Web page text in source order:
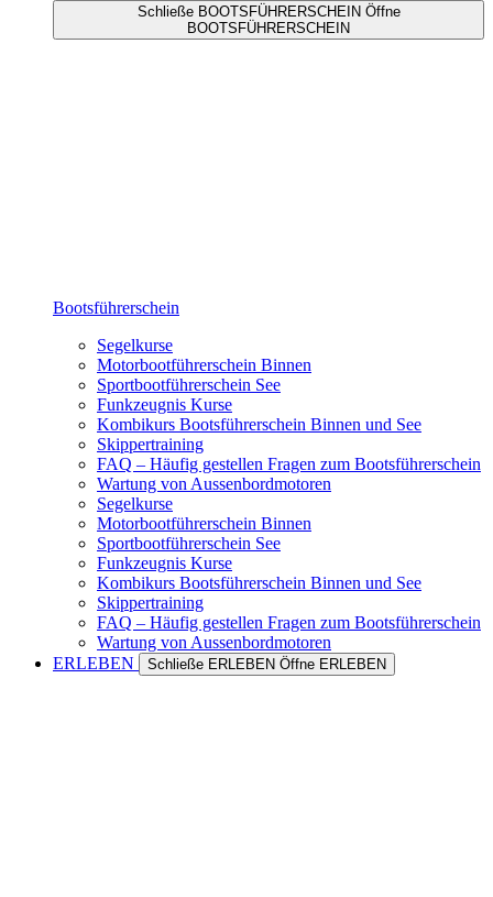
Schließe BOOTSFÜHRERSCHEIN Öffne
BOOTSFÜHRERSCHEIN
Bootsführerschein
Segelkurse
Motorbootführerschein Binnen
Sportbootführerschein See
Funkzeugnis Kurse
Kombikurs Bootsführerschein Binnen und See
Skippertraining
FAQ – Häufig gestellen Fragen zum Bootsführerschein
Wartung von Aussenbordmotoren
Segelkurse
Motorbootführerschein Binnen
Sportbootführerschein See
Funkzeugnis Kurse
Kombikurs Bootsführerschein Binnen und See
Skippertraining
FAQ – Häufig gestellen Fragen zum Bootsführerschein
Wartung von Aussenbordmotoren
ERLEBEN
Schließe ERLEBEN Öffne ERLEBEN